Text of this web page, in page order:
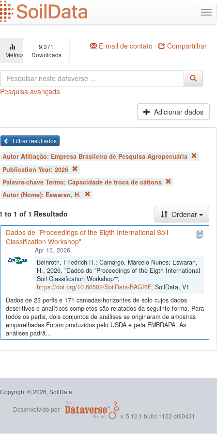
Ir
para
o
principal
Métricas
9,371
Downloads
E-mail de contato Compartilhar
Pesquisa avançada
Adicionar dados
Filtrar resultados
Autor Afiliação: Empresa Brasileira de Pesquisa Agropecuária
Publication Year: 2026
Palavra-chave Termo: Capacidade de troca de cátions
Autor (Nome): Eswaran, H.
to 1 of 1 Resultado
Ordenar
Dados de "Proceedings of the Eigth International Soil
Classification Workshop"
Apr 13, 2026
Beinroth, Friedrich H.; Camargo, Marcelo Nunes; Eswaran,
H., 2026, "Dados de "Proceedings of the Eigth International
Soil Classification Workshop"",
https://doi.org/10.60502/SoilData/BAGI6F, SoilData, V1
Dados de 23 perfis e 171 camadas/horizontes de solo cujos dados
descritivos e analíticos completos são relatados da seguinte forma. Para
todos os perfis, dois conjuntos de análises se originaram de amostras
emparelhadas Foram produzidos pelo USDA e pela EMBRAPA. As
análises padrã...
Copyright © 2026, SoilData
Desenvolvido por
v. 5.12.1 build 1122-cf90431